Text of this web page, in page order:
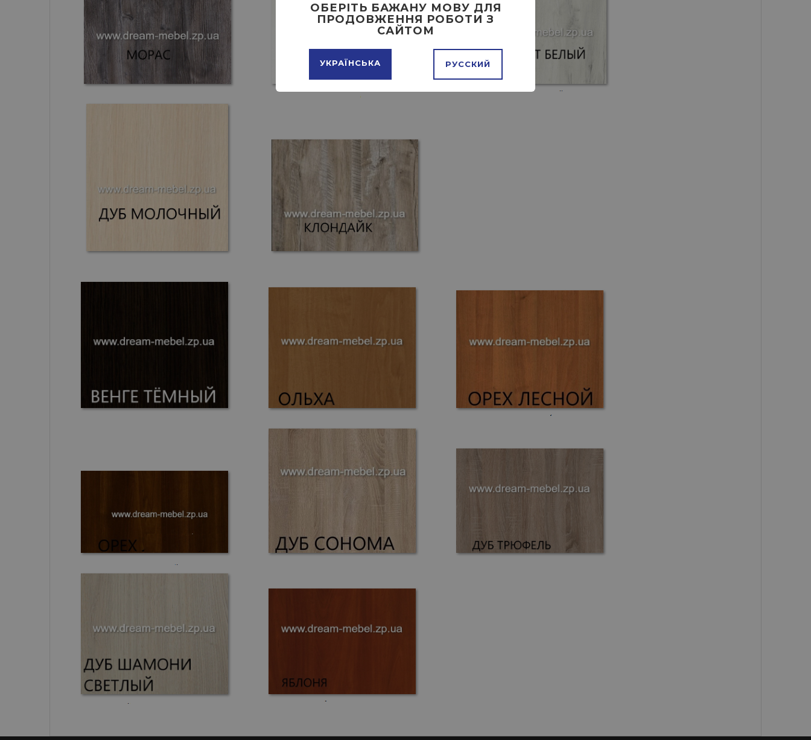
ОБЕРІТЬ БАЖАНУ МОВУ ДЛЯ
ПРОДОВЖЕННЯ РОБОТИ З
САЙТОМ
УКРАЇНСЬКА РУССКИЙ